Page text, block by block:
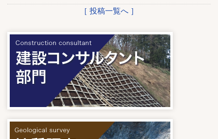
［ 投稿一覧へ ］